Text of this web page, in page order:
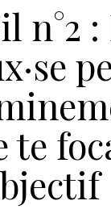
n°2 :
te